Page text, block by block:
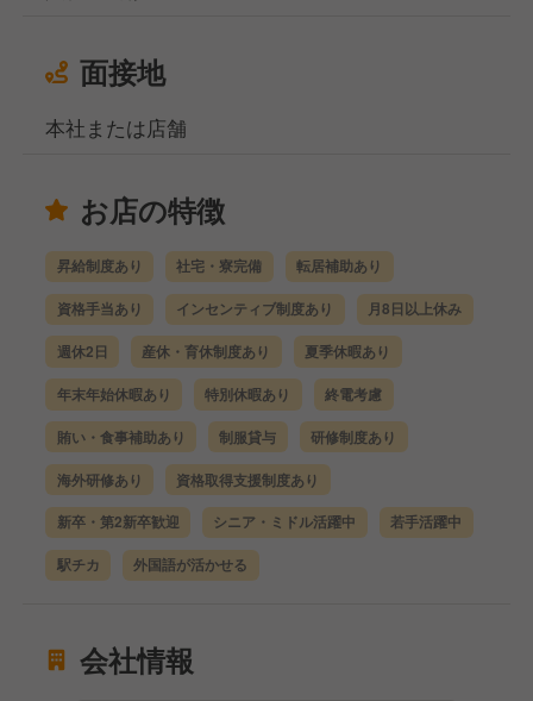
面接地
本社または店舗
お店の特徴
昇給制度あり 社宅・寮完備 転居補助あり
資格手当あり インセンティブ制度あり 月8日以上休み
週休2日 産休・育休制度あり 夏季休暇あり
年末年始休暇あり 特別休暇あり 終電考慮
賄い・食事補助あり 制服貸与 研修制度あり
海外研修あり 資格取得支援制度あり
新卒・第2新卒歓迎 シニア・ミドル活躍中 若手活躍中
駅チカ 外国語が活かせる
会社情報